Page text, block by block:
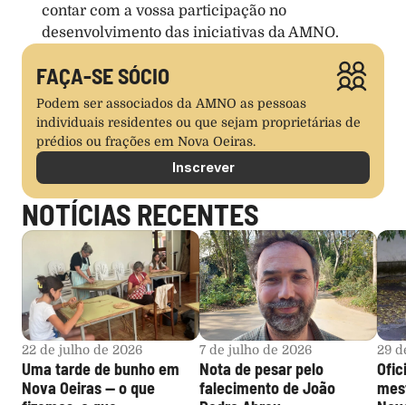
contar com a vossa participação no
desenvolvimento das iniciativas da AMNO.
FAÇA-SE SÓCIO
Podem ser associados da AMNO as pessoas
individuais residentes ou que sejam proprietárias de
prédios ou frações em Nova Oeiras.
Inscrever
NOTÍCIAS RECENTES
22 de julho de 2026
Uma tarde de bunho em
Nova Oeiras — o que
7 de julho de 2026
Nota de pesar pelo
falecimento de João
29